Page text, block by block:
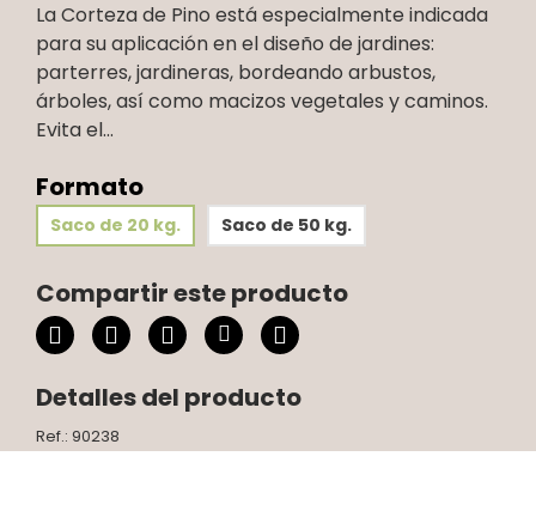
La Corteza de Pino está especialmente indicada
para su aplicación en el diseño de jardines:
parterres, jardineras, bordeando arbustos,
árboles, así como macizos vegetales y caminos.
Evita el...
Formato
Saco de 20 kg. Saco de 50 kg.
Compartir este producto
Detalles del producto
Ref.: 90238